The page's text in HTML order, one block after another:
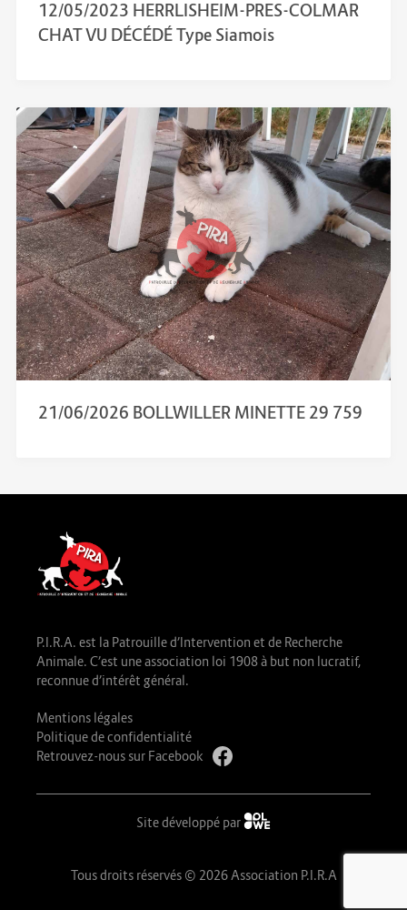
12/05/2023 HERRLISHEIM-PRES-COLMAR
CHAT VU DÉCÉDÉ Type Siamois
21/06/2026 BOLLWILLER MINETTE 29 759
P.I.R.A. est la Patrouille d’Intervention et de Recherche
Animale. C’est une association loi 1908 à but non lucratif,
reconnue d’intérêt général.
Mentions légales
Politique de confidentialité
Retrouvez-nous sur Facebook
Site développé par
Tous droits réservés © 2026 Association P.I.R.A